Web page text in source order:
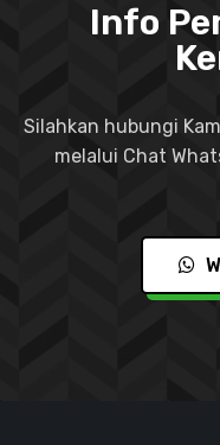
Info
Silahkan hubungi
melalui Chat